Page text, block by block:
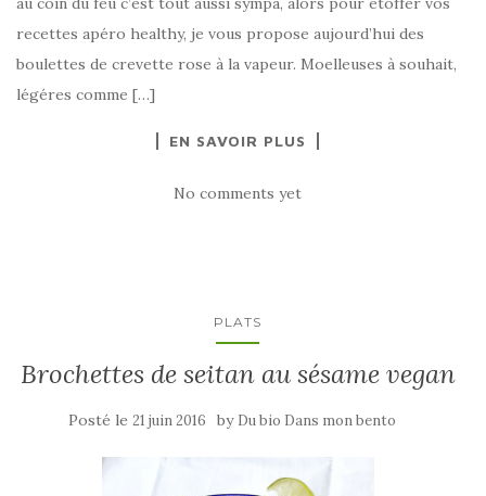
recettes apéro healthy, je vous propose aujourd’hui des
boulettes de crevette rose à la vapeur. Moelleuses à souhait,
légéres comme […]
EN SAVOIR PLUS
No comments yet
PLATS
Brochettes de seitan au sésame vegan
Posté le 21 juin 2016 by Du bio Dans mon bento